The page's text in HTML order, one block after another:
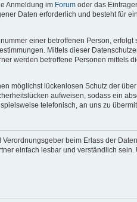
Anmeldung im Forum oder das
Daten erforderlich und besteht für
einer betroffenen Person,
Mittels dieser
werden betroffene Personen mittels
möglichst lückenlosen Schutz der
aufweisen, sodass ein
telefonisch, an uns zu
beim Erlass der
einfach lesbar und verständlich